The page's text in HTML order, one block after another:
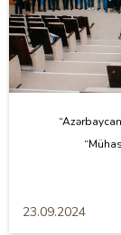
23.09.2024